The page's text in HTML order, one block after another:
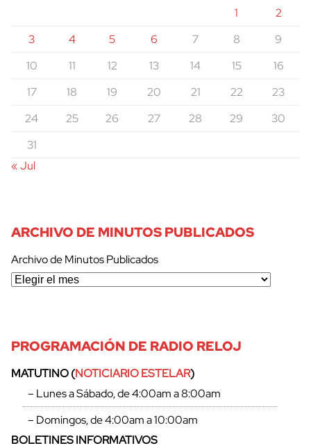
1
2
3
4 5 6 7 8
9
10
11 12 13 14 15
16
17
18 19 20 21 22
23
24
25 26 27 28 29
30
31
« Jul
ARCHIVO DE MINUTOS PUBLICADOS
Archivo de Minutos Publicados
PROGRAMACIÓN DE RADIO RELOJ
MATUTINO (NOTICIARIO ESTELAR)
– Lunes a Sábado, de 4:00am a 8:00am
– Domingos, de 4:00am a 10:00am
BOLETINES INFORMATIVOS